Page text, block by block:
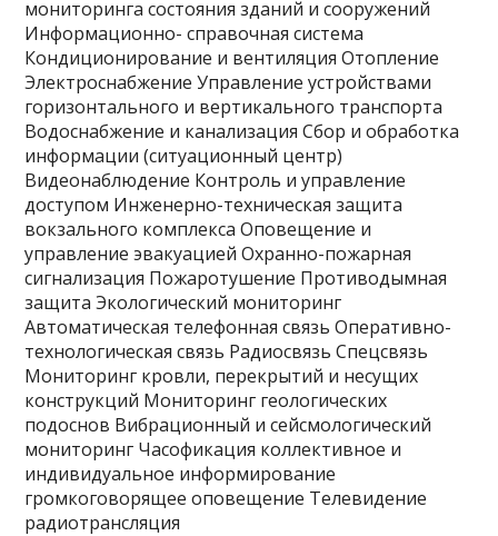
мониторинга состояния зданий и сооружений
Информационно- справочная система
Кондиционирование и вентиляция Отопление
Электроснабжение Управление устройствами
горизонтального и вертикального транспорта
Водоснабжение и канализация Сбор и обработка
информации (ситуационный центр)
Видеонаблюдение Контроль и управление
доступом Инженерно-техническая защита
вокзального комплекса Оповещение и
управление эвакуацией Охранно-пожарная
сигнализация Пожаротушение Противодымная
защита Экологический мониторинг
Автоматическая телефонная связь Оперативно-
технологическая связь Радиосвязь Спецсвязь
Мониторинг кровли, перекрытий и несущих
конструкций Мониторинг геологических
подоснов Вибрационный и сейсмологический
мониторинг Часофикация коллективное и
индивидуальное информирование
громкоговорящее оповещение Телевидение
радиотрансляция